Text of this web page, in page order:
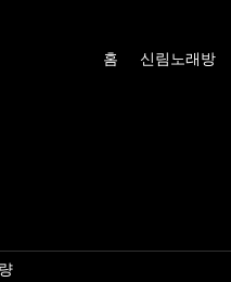
홈 신림노래방